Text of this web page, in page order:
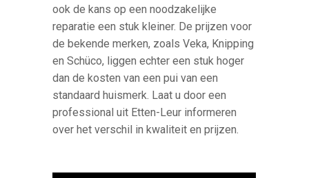
ook de kans op een noodzakelijke
reparatie een stuk kleiner. De prijzen voor
de bekende merken, zoals Veka, Knipping
en Schüco, liggen echter een stuk hoger
dan de kosten van een pui van een
standaard huismerk. Laat u door een
professional uit Etten-Leur informeren
over het verschil in kwaliteit en prijzen.